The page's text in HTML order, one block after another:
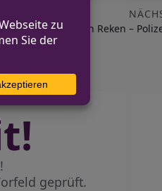
in Reken –
geprüft.